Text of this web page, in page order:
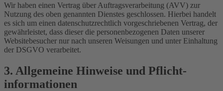
Wir haben einen Vertrag über Auftragsverarbeitung (AVV) zur
Nutzung des oben genannten Dienstes geschlossen. Hierbei handelt
es sich um einen datenschutzrechtlich vorgeschriebenen Vertrag, der
gewährleistet, dass dieser die personenbezogenen Daten unserer
Websitebesucher nur nach unseren Weisungen und unter Einhaltung
der DSGVO verarbeitet.
3. Allgemeine Hinweise und Pflicht­
informationen